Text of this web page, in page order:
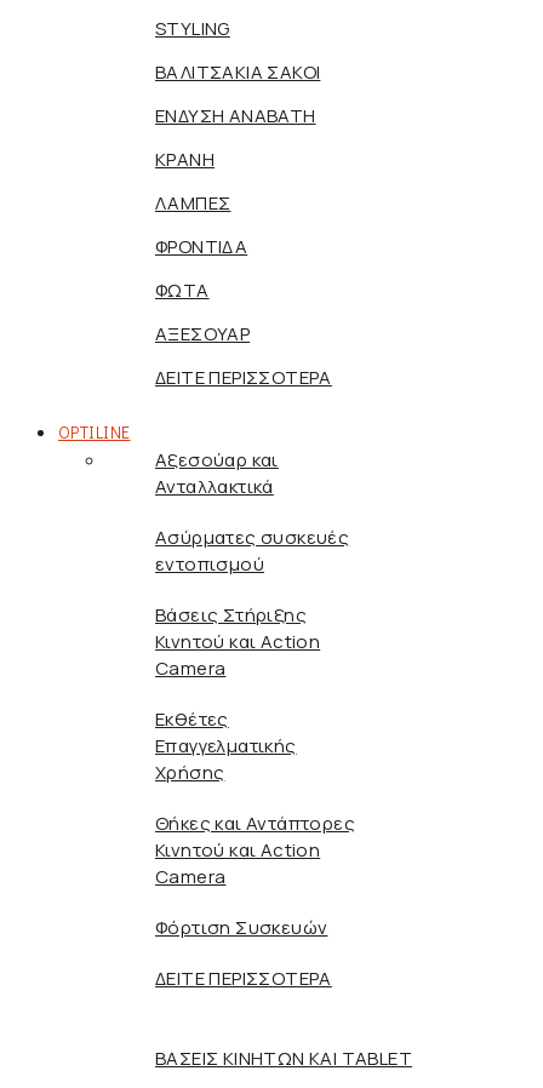
STYLING
ΒΑΛΙΤΣΑΚΙΑ ΣΑΚΟΙ
ΕΝΔΥΣΗ ΑΝΑΒΑΤΗ
ΚΡΑΝΗ
ΛΑΜΠΕΣ
ΦΡΟΝΤΙΔΑ
ΦΩΤΑ
ΑΞΕΣΟΥΑΡ
ΔΕΙΤΕ ΠΕΡΙΣΣΟΤΕΡΑ
OPTILINE
Αξεσούαρ και
Ανταλλακτικά
Ασύρματες συσκευές
εντοπισμού
Βάσεις Στήριξης
Κινητού και Action
Camera
Εκθέτες
Επαγγελματικής
Χρήσης
Θήκες και Αντάπτορες
Κινητού και Action
Camera
Φόρτιση Συσκευών
ΔΕΙΤΕ ΠΕΡΙΣΣΟΤΕΡΑ
ΒΑΣΕΙΣ ΚΙΝΗΤΩΝ ΚΑΙ TABLET